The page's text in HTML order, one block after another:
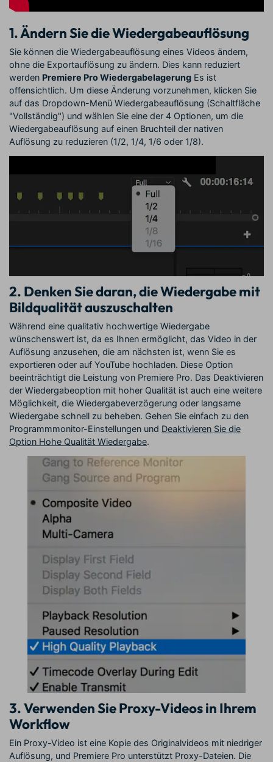
1. Ändern Sie die Wiedergabeauflösung
Sie können die Wiedergabeauflösung eines Videos ändern,
ohne die Exportauflösung zu ändern. Dies kann reduziert
werden Premiere Pro Wiedergabelagerung Es ist
offensichtlich. Um diese Änderung vorzunehmen, klicken Sie
auf das Dropdown-Menü Wiedergabeauflösung (Schaltfläche
"Vollständig") und wählen Sie eine der 4 Optionen, um die
Wiedergabeauflösung auf einen Bruchteil der nativen
Auflösung zu reduzieren (1/2, 1/4, 1/6 oder 1/8).
2. Denken Sie daran, die Wiedergabe mit
Bildqualität auszuschalten
Während eine qualitativ hochwertige Wiedergabe
wünschenswert ist, da es Ihnen ermöglicht, das Video in der
Auflösung anzusehen, die am nächsten ist, wenn Sie es
exportieren oder auf YouTube hochladen. Diese Option
beeinträchtigt die Leistung von Premiere Pro. Das Deaktivieren
der Wiedergabeoption mit hoher Qualität ist auch eine weitere
Möglichkeit, die Wiedergabeverzögerung oder langsame
Wiedergabe schnell zu beheben. Gehen Sie einfach zu den
Programmmonitor-Einstellungen und Deaktivieren Sie die
Option Hohe Qualität Wiedergabe.
3. Verwenden Sie Proxy-Videos in Ihrem
Workflow
Ein Proxy-Video ist eine Kopie des Originalvideos mit niedriger
Auflösung, und Premiere Pro unterstützt Proxy-Dateien. Die